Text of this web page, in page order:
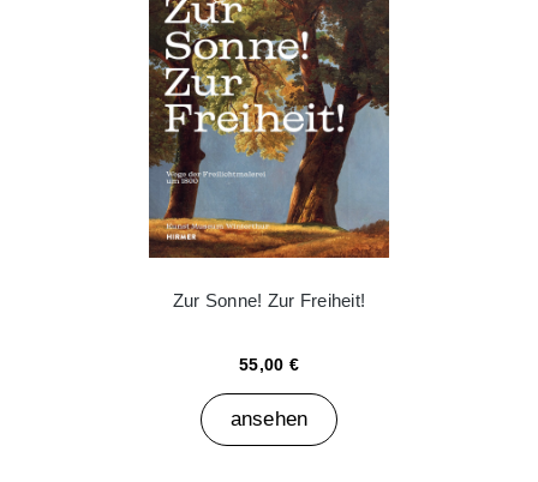
Zur Sonne! Zur Freiheit!
55,00 €
ansehen